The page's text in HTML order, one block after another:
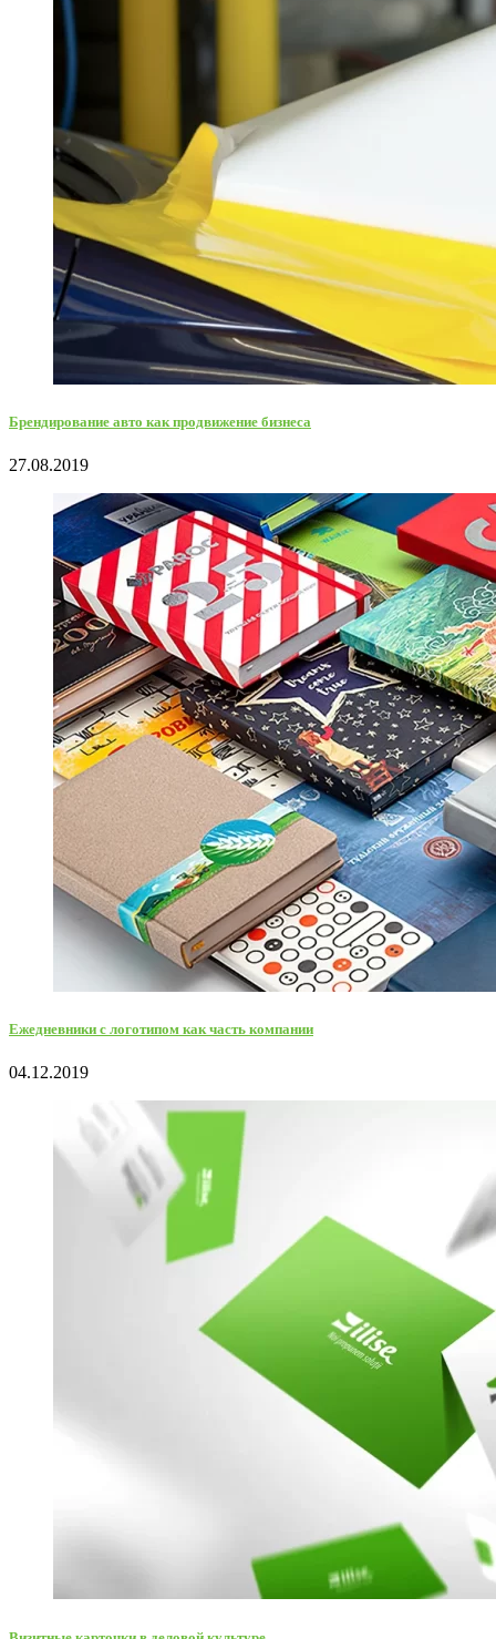
Брендирование авто как продвижение бизнеса
27.08.2019
Ежедневники с логотипом как часть компании
04.12.2019